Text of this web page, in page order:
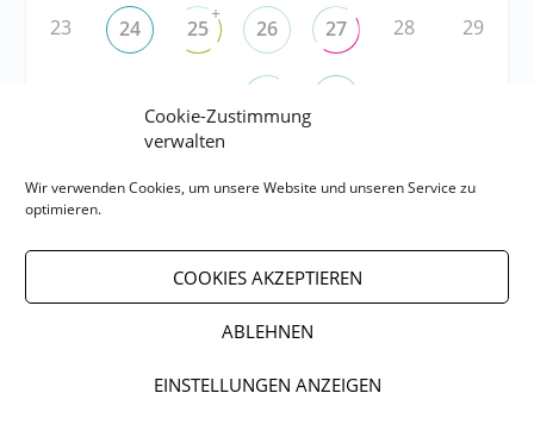
Cookie-Zustimmung
verwalten
Wir verwenden Cookies, um unsere Website und unseren Service zu
optimieren.
COOKIES AKZEPTIEREN
ABLEHNEN
EINSTELLUNGEN ANZEIGEN
23 24 25
+
26 27 28 29
RSS